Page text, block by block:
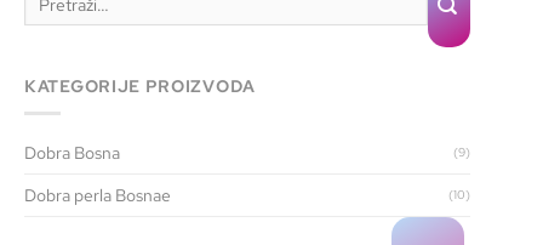
KATEGORIJE PROIZVODA
Dobra Bosna (9)
Dobra perla Bosnae (10)